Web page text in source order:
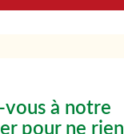
vous à notre
pour ne rien